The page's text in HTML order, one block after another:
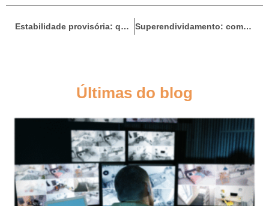
Estabilidade provisória: quando o empregado não pode ser demitido Superendividamento: como a nova lei protege o consumidor e promove a reeducação financeira
Últimas do blog